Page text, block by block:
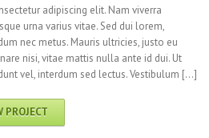
adipiscing elit. Nam viverra
urna varius vitae. Sed dui lorem,
nec metus. Mauris ultricies, justo eu
nisi, vitae mattis nulla ante id dui. Ut
vel, interdum sed lectus. Vestibulum […]
PROJECT